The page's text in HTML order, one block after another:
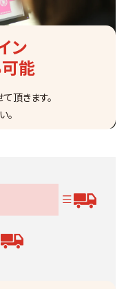
ン
能
頂きます。
。